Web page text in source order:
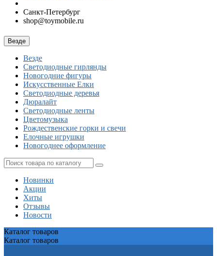
Санкт-Петербург
shop@toymobile.ru
Везде
Везде
Светодиодные гирлянды
Новогодние фигуры
Искусственные Елки
Светодиодные деревья
Дюралайт
Cветодиодные ленты
Цветомузыка
Рождественские горки и свечи
Елочные игрушки
Новогоднее оформление
Новинки
Акции
Хиты
Отзывы
Новости
Каталог товаров
Каталог товаров